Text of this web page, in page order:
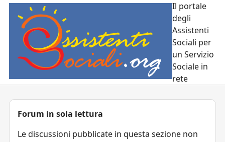
Il portale
degli
Assistenti
Sociali per
un Servizio
Sociale in
rete
Forum in sola lettura
Le discussioni pubblicate in questa sezione non